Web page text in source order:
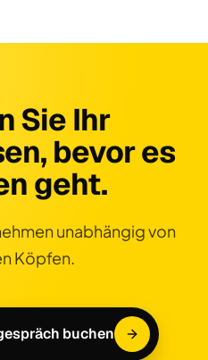
Sie Ihr
bevor es
geht.
unabhängig von
Köpfen.
buchen